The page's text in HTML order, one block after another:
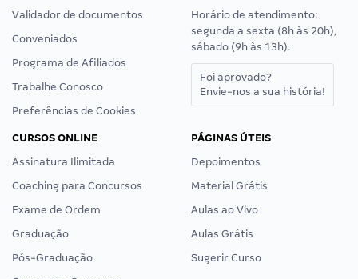
Validador de documentos
Conveniados
Programa de Afiliados
Trabalhe Conosco
Preferências de Cookies
Horário de atendimento:
segunda a sexta (8h às 20h),
sábado (9h às 13h).
Foi aprovado?
Envie-nos a sua história!
CURSOS ONLINE
Assinatura Ilimitada
Coaching para Concursos
Exame de Ordem
Graduação
Pós-Graduação
PÁGINAS ÚTEIS
Depoimentos
Material Grátis
Aulas ao Vivo
Aulas Grátis
Sugerir Curso